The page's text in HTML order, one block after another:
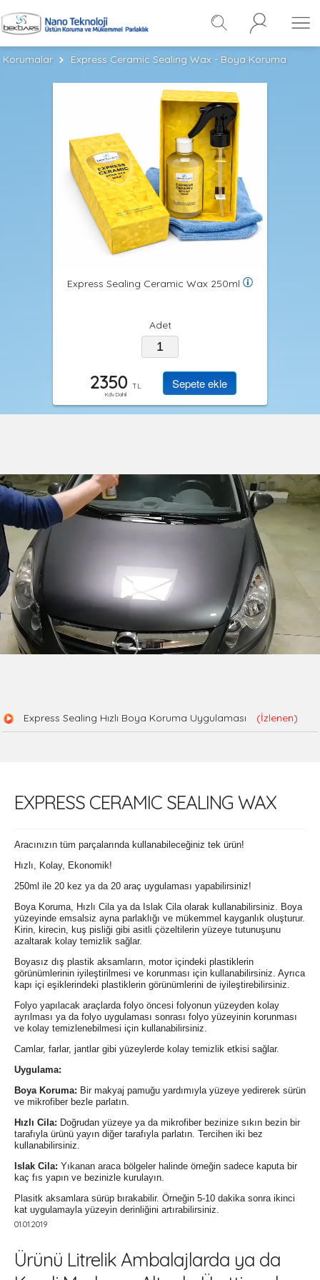
Korumalar Express Ceramic Sealing Wax - Boya Koruma
Express Sealing Ceramic Wax 250ml
Adet
2350 TL
Kdv Dahil
Express Sealing Hızlı Boya Koruma Uygulaması (İzlenen)
EXPRESS CERAMIC SEALING WAX
Aracınızın tüm parçalarında kullanabileceğiniz tek ürün!
Hızlı, Kolay, Ekonomik!
250ml ile 20 kez ya da 20 araç uygulaması yapabilirsiniz!
Boya Koruma, Hızlı Cila ya da Islak Cila olarak kullanabilirsiniz. Boya
yüzeyinde emsalsiz ayna parlaklığı ve mükemmel kayganlık oluşturur.
Kirin, kirecin, kuş pisliği gibi asitli çözeltilerin yüzeye tutunuşunu
azaltarak kolay temizlik sağlar.
Boyasız dış plastik aksamların, motor içindeki plastiklerin
görünümlerinin iyileştirilmesi ve korunması için kullanabilirsiniz. Ayrıca
kapı içi eşiklerindeki plastiklerin görünümlerini de iyileştirebilirsiniz.
Folyo yapılacak araçlarda folyo öncesi folyonun yüzeyden kolay
ayrılması ya da folyo uygulaması sonrası folyo yüzeyinin korunması
ve kolay temizlenebilmesi için kullanabilirsiniz.
Camlar, farlar, jantlar gibi yüzeylerde kolay temizlik etkisi sağlar.
Uygulama:
Boya Koruma: Bir makyaj pamuğu yardımıyla yüzeye yedirerek sürün
ve mikrofiber bezle parlatın.
Hızlı Cila: Doğrudan yüzeye ya da mikrofiber bezinize sıkın bezin bir
tarafıyla ürünü yayın diğer tarafıyla parlatın. Tercihen iki bez
kullanabilirsiniz.
Islak Cila: Yıkanan araca bölgeler halinde örneğin sadece kaputa bir
kaç fıs yapın ve bezinizle kurulayın.
Plasitk aksamlara sürüp bırakabilir. Örneğin 5-10 dakika sonra ikinci
kat uygulamayla yüzeyin derinliğini artırabilirsiniz.
01.01.2019
Ürünü Litrelik Ambalajlarda ya da